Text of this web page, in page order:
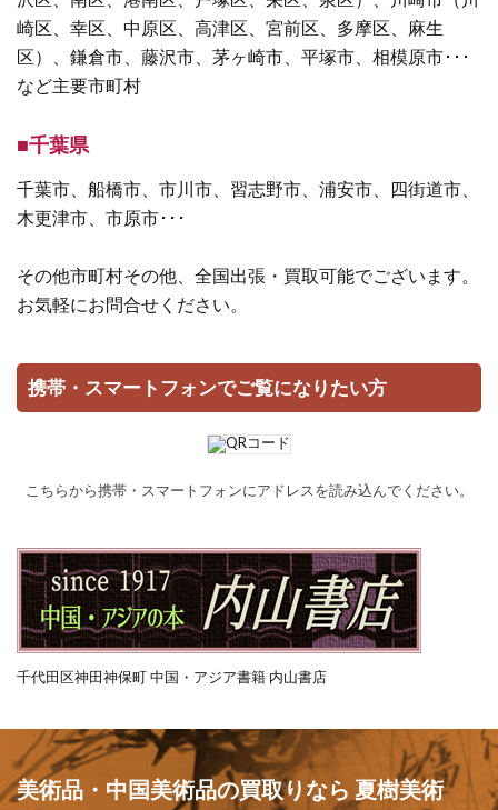
崎区、幸区、中原区、高津区、宮前区、多摩区、麻生
区）、鎌倉市、藤沢市、茅ヶ崎市、平塚市、相模原市･･･
など主要市町村
■千葉県
千葉市、船橋市、市川市、習志野市、浦安市、四街道市、
木更津市、市原市･･･
その他市町村その他、全国出張・買取可能でございます。
お気軽にお問合せください。
携帯・スマートフォンでご覧になりたい方
こちらから携帯・スマートフォンにアドレスを読み込んでください。
千代田区神田神保町 中国・アジア書籍 内山書店
美術品・中国美術品の買取りなら 夏樹美術